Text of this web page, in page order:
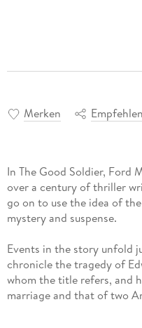
Merken Empfehlen
In The Good Soldier, Ford
over a century of thriller
go on to use the idea of
mystery and suspense.
Events in the story unfold
chronicle the tragedy of
whom the title refers, and
marriage and that of two